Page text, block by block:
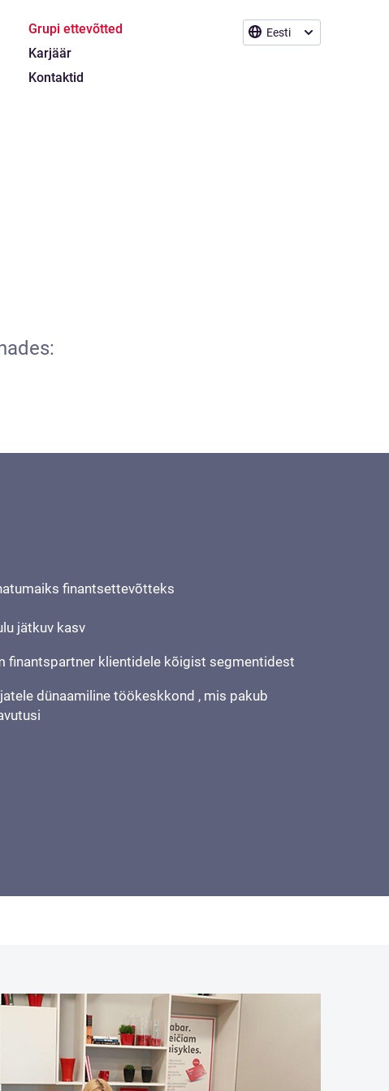
Eesti
Grupi ettevõtted
Karjäär
Kontaktid
finantsettevõtteks
jätkuv kasv
finantspartner klientidele kõigist segmentidest
dünaamiline töökeskkond , mis pakub